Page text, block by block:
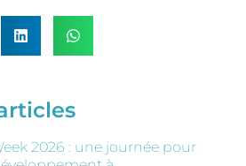
2026 : une journée pour